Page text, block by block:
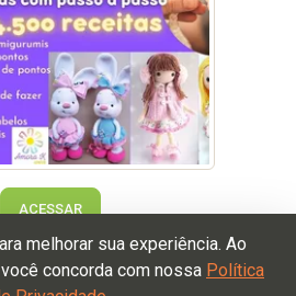
melhorar sua experiência. Ao
concorda com nossa Política
ACESSAR